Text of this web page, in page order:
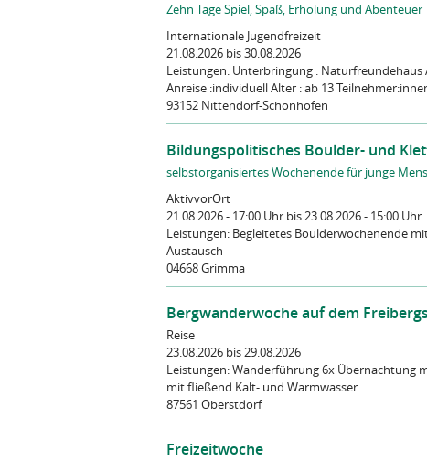
Zehn Tage Spiel, Spaß, Erholung und Abenteuer
Internationale Jugendfreizeit
21.08.2026 bis 30.08.2026
Leistungen: Unterbringung : Naturfreundehaus
Anreise :individuell Alter : ab 13
93152 Nittendorf-Schönhofen
Bildungspolitisches Boulder- und
selbstorganisiertes Wochenende für junge
AktivvorOrt
21.08.2026 - 17:00 Uhr bis 23.08.2026 - 15:00 Uhr
Leistungen: Begleitetes Boulderwochenende
Austausch
04668 Grimma
Bergwanderwoche auf dem
Reise
23.08.2026 bis 29.08.2026
Leistungen:Wanderführung 6x Übernachtung
mit fließend Kalt- und Warmwasser
87561 Oberstdorf
Freizeitwoche